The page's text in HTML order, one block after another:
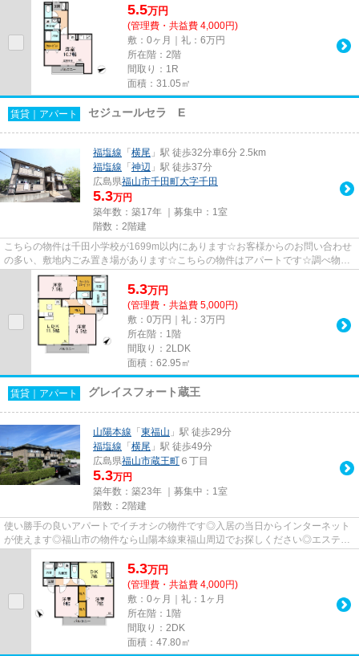
5.5万円
(管理費・共益費 4,000円)
敷：0ヶ月｜礼：6万円
所在階：2階
間取り：1R
面積：31.05㎡
賃貸｜アパート セジュールセラ E
福塩線 「 横尾 」駅 徒歩32分車6分 2.5km
福塩線 「 神辺 」駅 徒歩37分
広島県福山市千田町大字千田
5.3万円
築年数：築17年 ｜募集中： 1室
階数：2階建
こちらの物件は千田小学校が1699m以内にあります☆お客様からのお問い合わせ
の多い、敷地内ごみ置き場があります☆こちらの物件はアパートです☆調べ物も
買い物もパソコン一台で☆インター...
5.3万円
(管理費・共益費 5,000円)
敷：0万円｜礼：3万円
所在階：1階
間取り：2LDK
面積：62.95㎡
賃貸｜アパート グレイスフォート蔵王
山陽本線 「 東福山 」駅 徒歩29分
福塩線 「 横尾 」駅 徒歩49分
広島県福山市蔵王町 ６丁目
5.3万円
築年数：築23年 ｜募集中： 1室
階数：2階建
使い勝手の良いアパートでイチオシの物件です◎入居の当日からインターネット
が使えます◎福山市の物件なら山陽本線東福山周辺でお探しください◎エステー
5.3万円
(管理費・共益費 4,000円)
敷：0ヶ月｜礼：1ヶ月
所在階：1階
間取り：2DK
面積：47.80㎡